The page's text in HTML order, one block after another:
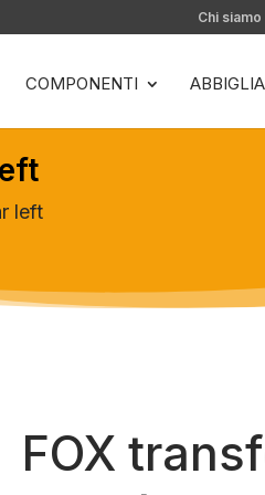
Chi siamo
COMPONENTI
left
FOX